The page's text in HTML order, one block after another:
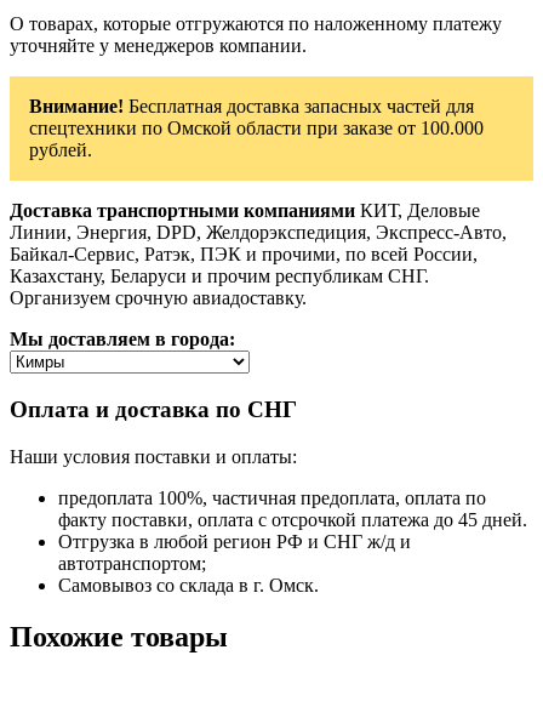
О товарах, которые отгружаются по наложенному платежу
уточняйте у менеджеров компании.
Внимание! Бесплатная доставка запасных частей для
спецтехники по Омской области при заказе от 100.000
рублей.
Доставка транспортными компаниями КИТ, Деловые
Линии, Энергия, DPD, Желдорэкспедиция, Экспресс-Авто,
Байкал-Сервис, Ратэк, ПЭК и прочими, по всей России,
Казахстану, Беларуси и прочим республикам СНГ.
Организуем срочную авиадоставку.
Мы доставляем в города:
Оплата и доставка по СНГ
Наши условия поставки и оплаты:
предоплата 100%, частичная предоплата, оплата по
факту поставки, оплата с отсрочкой платежа до 45 дней.
Отгрузка в любой регион РФ и СНГ ж/д и
автотранспортом;
Самовывоз со склада в г. Омск.
Похожие товары